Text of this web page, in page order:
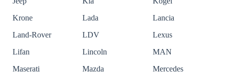
Krone
Lada
Lancia
Land-Rover
LDV
Lexus
Lifan
Lincoln
MAN
Maserati
Mazda
Mercedes